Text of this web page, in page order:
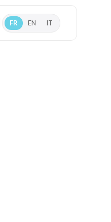
FR EN IT